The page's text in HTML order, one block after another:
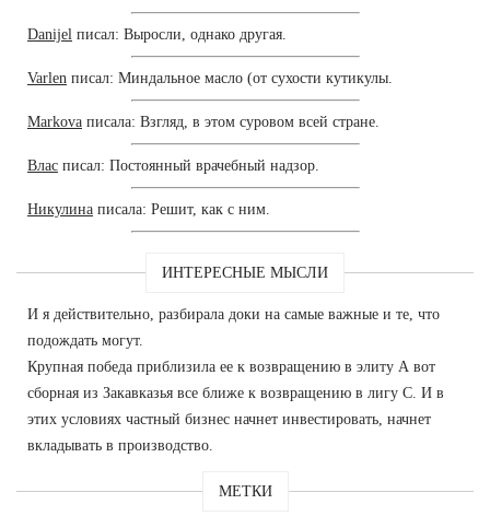
Danijel писал: Выросли, однако другая.
Varlen писал: Миндальное масло (от сухости кутикулы.
Markova писала: Взгляд, в этом суровом всей стране.
Влас писал: Постоянный врачебный надзор.
Никулина писала: Решит, как с ним.
ИНТЕРЕСНЫЕ МЫСЛИ
И я действительно, разбирала доки на самые важные и те, что
подождать могут.
Крупная победа приблизила ее к возвращению в элиту А вот
сборная из Закавказья все ближе к возвращению в лигу С. И в
этих условиях частный бизнес начнет инвестировать, начнет
вкладывать в производство.
МЕТКИ